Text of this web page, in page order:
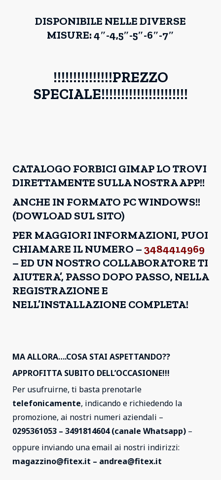
DISPONIBILE NELLE DIVERSE
MISURE: 4″-4,5″-5″-6″-7″
!!!!!!!!!!!!!!!PREZZO
SPECIALE!!!!!!!!!!!!!!!!!!!!!!
CATALOGO FORBICI GIMAP LO TROVI
DIRETTAMENTE SULLA NOSTRA APP!!
ANCHE IN FORMATO PC WINDOWS!!
(DOWLOAD SUL SITO)
PER MAGGIORI INFORMAZIONI, PUOI
CHIAMARE IL NUMERO –3484414969
– ED UN NOSTRO COLLABORATORE TI
AIUTERA’, PASSO DOPO PASSO, NELLA
REGISTRAZIONE E
NELL’INSTALLAZIONE COMPLETA!
MA ALLORA….COSA STAI ASPETTANDO??
APPROFITTA SUBITO DELL’OCCASIONE!!!
Per usufruirne, ti basta prenotarle
telefonicamente, indicando e richiedendo la
promozione, ai nostri numeri aziendali –
0295361053 – 3491814604 (canale Whatsapp) –
oppure inviando una email ai nostri indirizzi:
magazzino@fitex.it – andrea@fitex.it